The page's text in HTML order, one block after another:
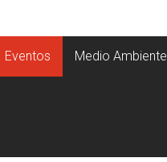
Eventos Medio Ambiente